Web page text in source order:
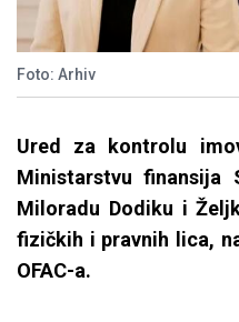
Foto: Arhiv
Ured za kontrolu
Ministarstvu finansija
Miloradu Dodiku i
fizičkih i pravnih lica,
OFAC-a.